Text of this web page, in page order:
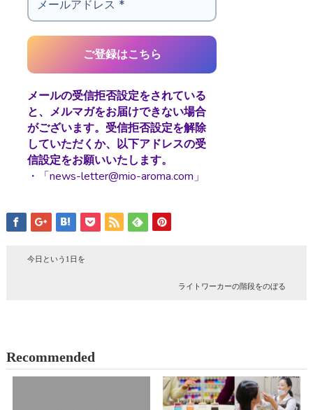
メールの受信拒否設定をされている
と、メルマガをお届けできない場合
がございます。受信拒否設定を解除
していただくか、以下アドレスの受
信設定をお願いいたします。
・「news-letter@mio-aroma.com」
今日という1日を
ライトワーカーの階段をのぼる
Recommended